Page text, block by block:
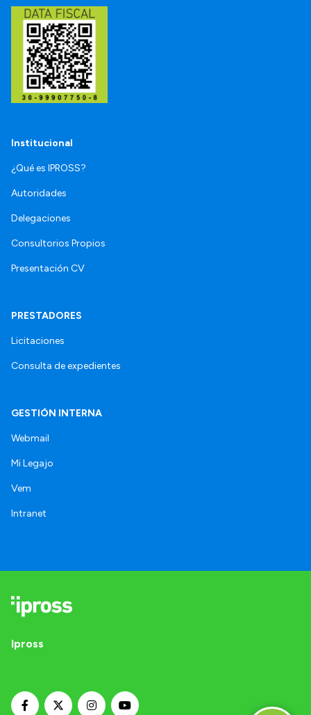
Institucional
¿Qué es IPROSS?
Autoridades
Delegaciones
Consultorios Propios
Presentación CV
PRESTADORES
Licitaciones
Consulta de expedientes
GESTIÓN INTERNA
Webmail
Mi Legajo
Vem
Intranet
Ipross